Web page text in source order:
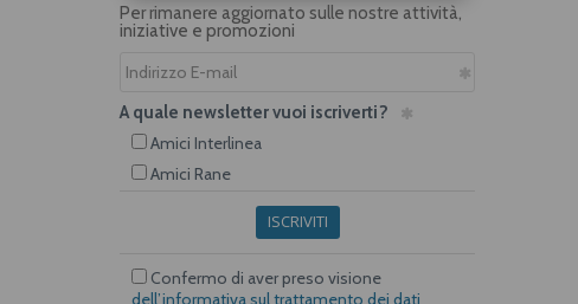
Per rimanere aggiornato sulle nostre attività,
iniziative e promozioni
A quale newsletter vuoi iscriverti?
Amici Interlinea
Amici Rane
ISCRIVITI
Confermo di aver preso visione
dell’informativa sul trattamento dei dati